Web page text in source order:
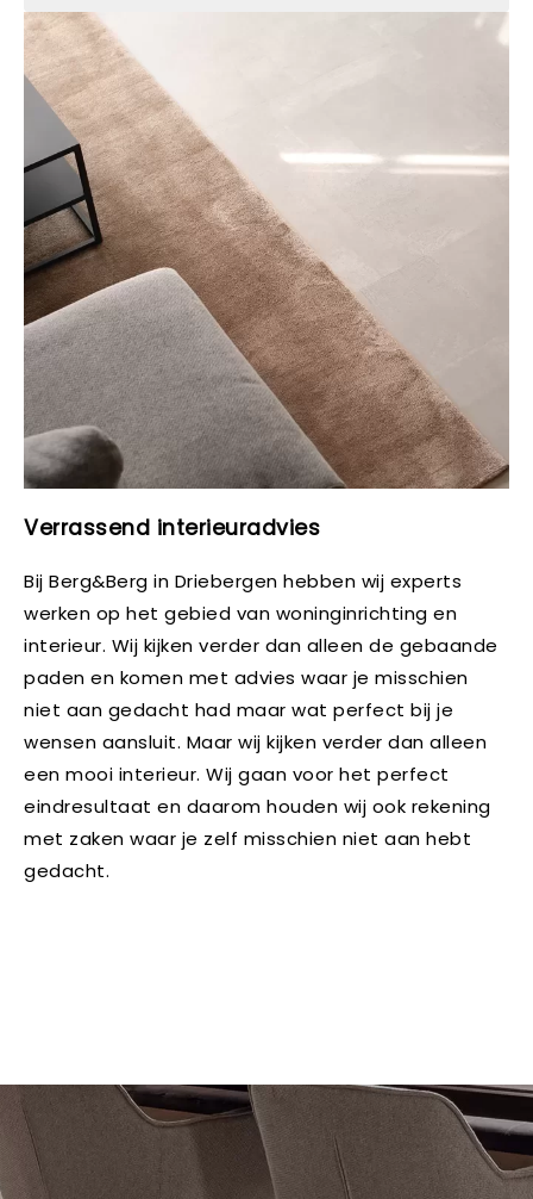
Verrassend interieuradvies
Bij Berg&Berg in Driebergen hebben wij experts
werken op het gebied van woninginrichting en
interieur. Wij kijken verder dan alleen de gebaande
paden en komen met advies waar je misschien
niet aan gedacht had maar wat perfect bij je
wensen aansluit. Maar wij kijken verder dan alleen
een mooi interieur. Wij gaan voor het perfect
eindresultaat en daarom houden wij ook rekening
met zaken waar je zelf misschien niet aan hebt
gedacht.